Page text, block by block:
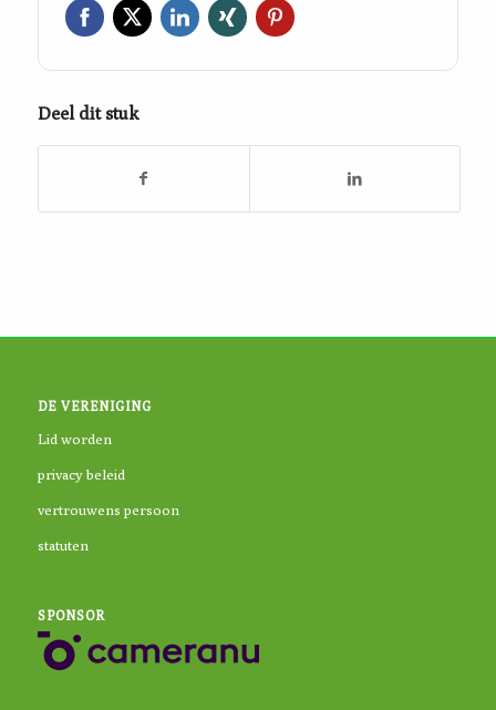
Deel dit stuk
DE VERENIGING
Lid worden
privacy beleid
vertrouwens persoon
statuten
SPONSOR